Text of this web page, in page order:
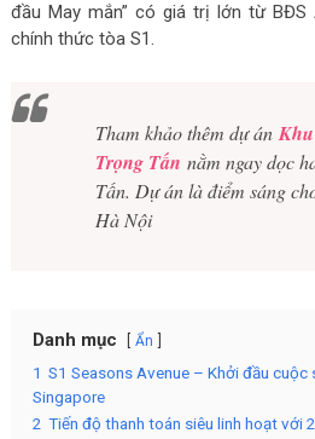
đầu May mắn” có giá trị lớn từ
chính thức tòa S1.
Tham khảo thêm dự án
Trọng Tấn nằm ngay dọc
Tấn. Dự án là điểm sáng
Hà Nội
Danh mục Ẩn
1 S1 Seasons Avenue – Khởi đầu cuộc
Singapore
2 Tiến độ thanh toán siêu linh hoạt với